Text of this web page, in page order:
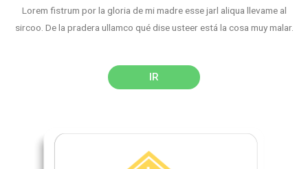
Lorem fistrum por la gloria de mi madre esse jarl aliqua llevame al
sircoo. De la pradera ullamco qué dise usteer está la cosa muy malar.
IR